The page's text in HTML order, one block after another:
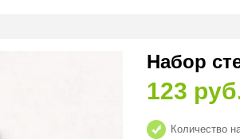
Набор
123
Количество